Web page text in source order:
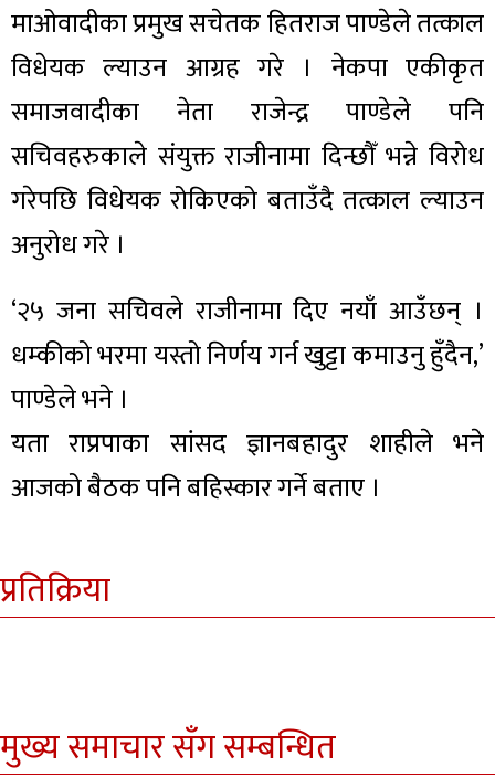
माओवादीका प्रमुख सचेतक हितराज पाण्डेले तत्काल
विधेयक ल्याउन आग्रह गरे । नेकपा एकीकृत
समाजवादीका नेता राजेन्द्र पाण्डेले पनि
सचिवहरुकाले संयुक्त राजीनामा दिन्छौँ भन्ने विरोध
गरेपछि विधेयक रोकिएको बताउँदै तत्काल ल्याउन
अनुरोध गरे ।
‘२५ जना सचिवले राजीनामा दिए नयाँ आउँछन् ।
धम्कीको भरमा यस्तो निर्णय गर्न खुट्टा कमाउनु हुँदैन,’
पाण्डेले भने ।
यता राप्रपाका सांसद ज्ञानबहादुर शाहीले भने
आजको बैठक पनि बहिस्कार गर्ने बताए ।
प्रतिक्रिया
मुख्य समाचार सँग सम्बन्धित